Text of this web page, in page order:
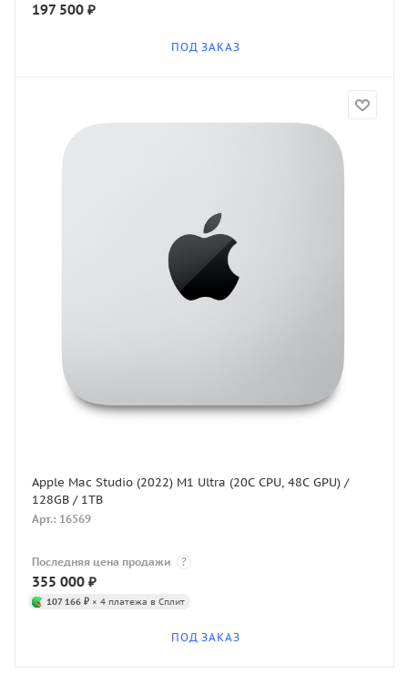
197 500 ₽
ПОД ЗАКАЗ
Apple Mac Studio (2022) M1 Ultra (20C CPU, 48C GPU) /
128GB / 1TB
Арт.: 16569
Последняя цена продажи ?
355 000 ₽
107 166 ₽ × 4 платежа в Сплит
ПОД ЗАКАЗ